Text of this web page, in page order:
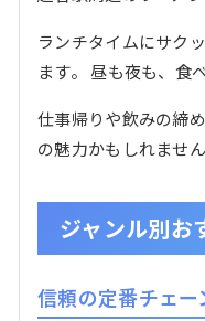
ランチタイムにサク
ます。 昼も夜も、食
仕事帰りや飲みの締
の魅力かもしれません
ジャンル別お
信頼の定番チェー